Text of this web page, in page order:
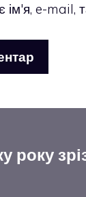
ім'я, e-mail,
року